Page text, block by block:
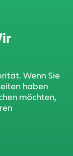
Wenn Sie
haben
möchten,